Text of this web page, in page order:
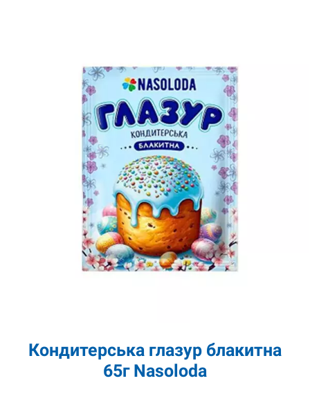
Кондитерська глазур блакитна
65г Nasoloda